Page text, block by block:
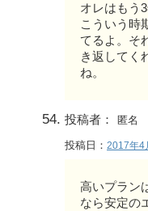
オレはもう
こういう時
てるよ。そ
き返してく
ね。
投稿者： 匿名
投稿日： 2017年4
高いプラン
なら安定の